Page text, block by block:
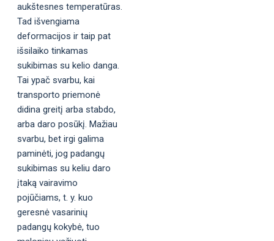
aukštesnes temperatūras.
Tad išvengiama
deformacijos ir taip pat
išsilaiko tinkamas
sukibimas su kelio danga.
Tai ypač svarbu, kai
transporto priemonė
didina greitį arba stabdo,
arba daro posūkį. Mažiau
svarbu, bet irgi galima
paminėti, jog padangų
sukibimas su keliu daro
įtaką vairavimo
pojūčiams, t. y. kuo
geresnė vasarinių
padangų kokybė, tuo